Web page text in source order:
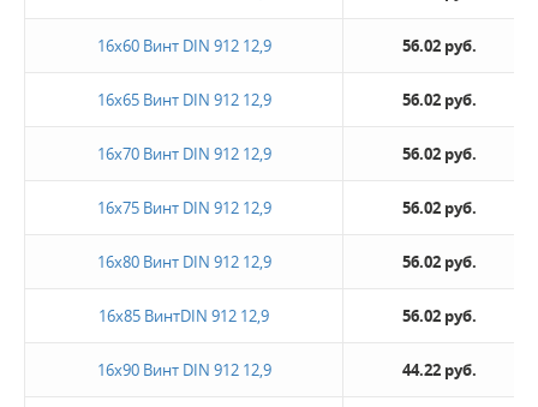
16х60 Винт DIN 912 12,9 56.02 руб.
16х65 Винт DIN 912 12,9 56.02 руб.
16х70 Винт DIN 912 12,9 56.02 руб.
16х75 Винт DIN 912 12,9 56.02 руб.
16х80 Винт DIN 912 12,9 56.02 руб.
16х85 ВинтDIN 912 12,9 56.02 руб.
16х90 Винт DIN 912 12,9 44.22 руб.